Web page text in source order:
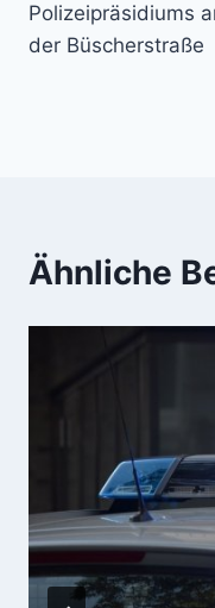
Polizeipräsidiums
der Büscherstraße
Ähnliche